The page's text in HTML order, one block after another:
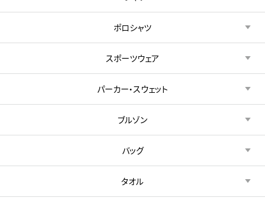
ポロシャツ
スポーツウェア
パーカー・スウェット
ブルゾン
バッグ
タオル